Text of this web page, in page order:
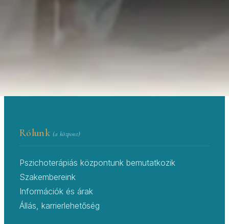
Központ — 20 év tapasztalat a lelki
Rólunk (a központ)
Pszichoterápiás központunk bemutatkozik
Szakembereink
Információk és árak
Állás, karrierlehetőség